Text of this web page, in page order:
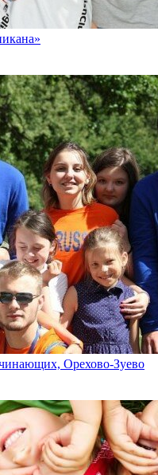
Орехово-Зуево